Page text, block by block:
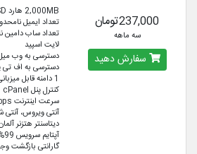
2,000MB هارد SSD
تعداد ایمیل
تعداد ساب دامین
لایت اسپید
دسترسی به وب
دسترسی به اف تی
1 دامنه قابل میزبانی
کنترل پنل cPanel
سرعت اینترنت 1Gbps
آنتی ویروس، آنتی
دیتاسنتر هتزنر
آپتایم سرویس 99%
گارانتی بازگشت وجه 7
237,000تومان
سه ماهه
سفارش دهید